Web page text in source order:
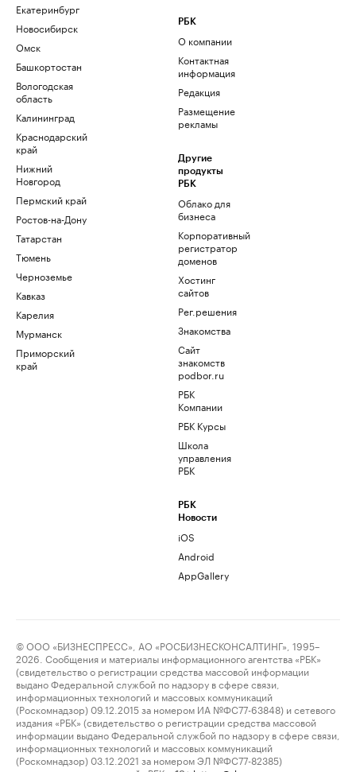
Екатеринбург
Новосибирск
Омск
Башкортостан
Вологодская
область
Калининград
Краснодарский
край
Нижний
Новгород
Пермский край
Ростов-на-Дону
Татарстан
Тюмень
Черноземье
Кавказ
Карелия
Мурманск
Приморский
край
РБК
О компании
Контактная
информация
Редакция
Размещение
рекламы
Другие
продукты
РБК
Облако для
бизнеса
Корпоративный
регистратор
доменов
Хостинг
сайтов
Рег.решения
Знакомства
Сайт
знакомств
podbor.ru
РБК
Компании
РБК Курсы
Школа
управления
РБК
РБК
Новости
iOS
Android
AppGallery
© ООО «БИЗНЕСПРЕСС», АО «РОСБИЗНЕСКОНСАЛТИНГ», 1995–
2026. Сообщения и материалы информационного агентства «РБК»
(свидетельство о регистрации средства массовой информации
выдано Федеральной службой по надзору в сфере связи,
информационных технологий и массовых коммуникаций
(Роскомнадзор) 09.12.2015 за номером ИА №ФС77-63848) и сетевого
издания «РБК» (свидетельство о регистрации средства массовой
информации выдано Федеральной службой по надзору в сфере связи,
информационных технологий и массовых коммуникаций
(Роскомнадзор) 03.12.2021 за номером ЭЛ №ФС77-82385)